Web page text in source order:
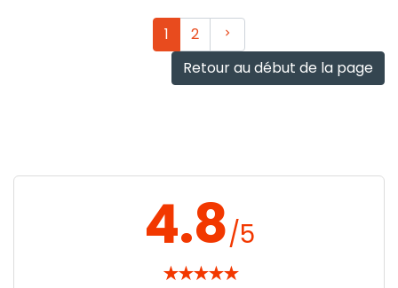
1 2
Suivant
Retour au début de la page
4.8/5
★★★★★